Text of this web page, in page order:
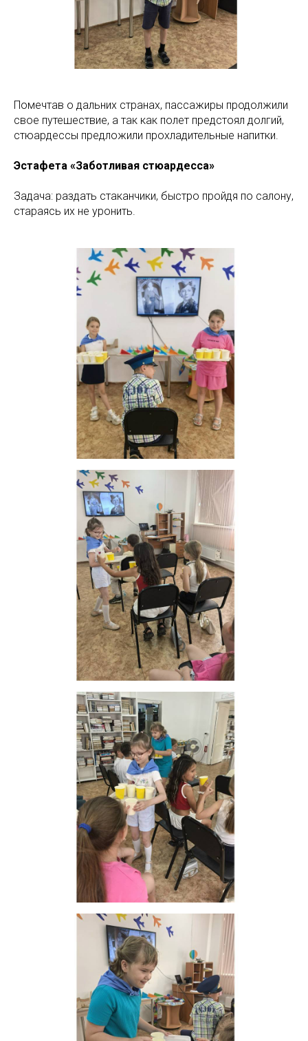
Помечтав о дальних странах, пассажиры продолжили
свое путешествие, а так как полет предстоял долгий,
стюардессы предложили прохладительные напитки.
Эстафета «Заботливая стюардесса»
Задача: раздать стаканчики, быстро пройдя по салону,
стараясь их не уронить.